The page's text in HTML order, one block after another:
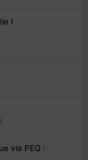
I
via PEQ :